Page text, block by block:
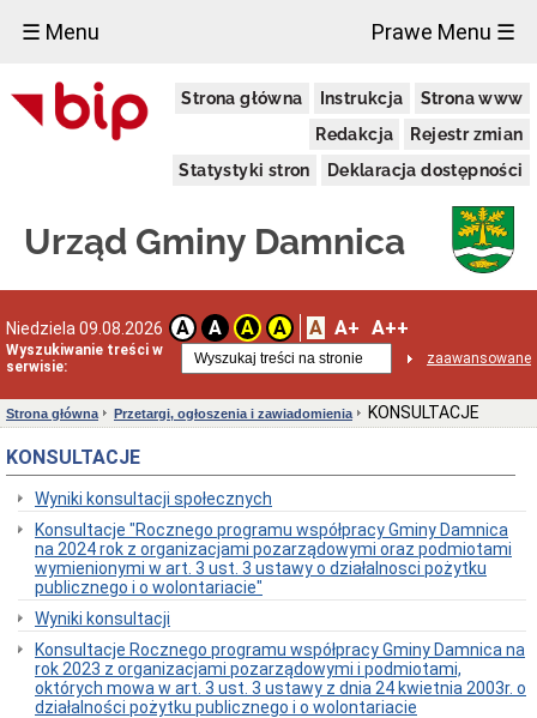
☰ Menu Prawe Menu ☰
Strona główna Instrukcja
Strona www
Redakcja
Rejestr zmian
Statystyki stron
Deklaracja dostępności
Urząd Gminy Damnica
Niedziela 09.08.2026 A A A A A A+ A++
Wyszukiwanie treści w
serwisie:
zaawansowane
Urząd
Gminy
Gmina
Dni
interesantów
w
sprawach
i
wniosków
Informacja
dla
osób
niesłyszących
Organizacja
Urzędu
Regulamin
Organizacyjny
Urzędu
Statut
Gminy
Budżet
Strona główna Przetargi, ogłoszenia i zawiadomienia KONSULTACJE
KONSULTACJE
Wyniki konsultacji społecznych
Konsultacje "Rocznego programu współpracy Gminy Damnica
na 2024 rok z organizacjami pozarządowymi oraz podmiotami
wymienionymi w art. 3 ust. 3 ustawy o działalnosci pożytku
publicznego i o wolontariacie"
Wyniki konsultacji
Konsultacje Rocznego programu współpracy Gminy Damnica na
rok 2023 z organizacjami pozarządowymi i podmiotami,
októrych mowa w art. 3 ust. 3 ustawy z dnia 24 kwietnia 2003r. o
działalności pożytku publicznego i o wolontariacie
×